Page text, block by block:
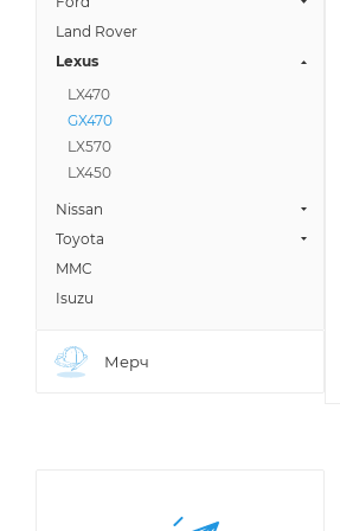
Land Rover
Lexus
LX470
GX470
LX570
LX450
Nissan
Toyota
MMC
Isuzu
Мерч